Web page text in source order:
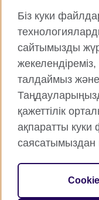
Facebook
Instagram
Flickr
British Council
Құпиялық және
Cookie файлдары
Веб-тораптың картасы
Біз куки
сайтымызды
талдаймыз
қажеттілік
ақпаратты
саясатымыздан